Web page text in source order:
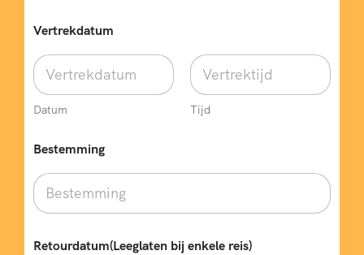
Vertrekdatum
Datum Tijd
Bestemming
Retourdatum(Leeglaten bij enkele reis)